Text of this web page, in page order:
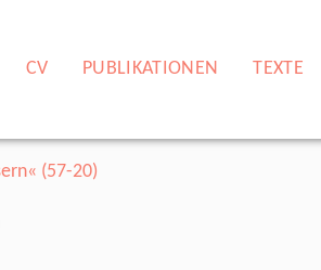
CV PUBLIKATIONEN TEXTE